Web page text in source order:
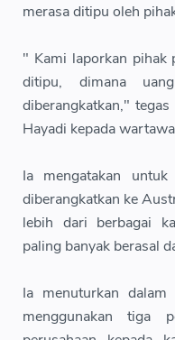
merasa ditipu oleh
" Kami laporkan pihak
ditipu, dimana
diberangkatkan,"
Hayadi kepada
Ia mengatakan
diberangkatkan ke
lebih dari berbagai
paling banyak berasal
Ia menuturkan dalam
menggunakan tiga